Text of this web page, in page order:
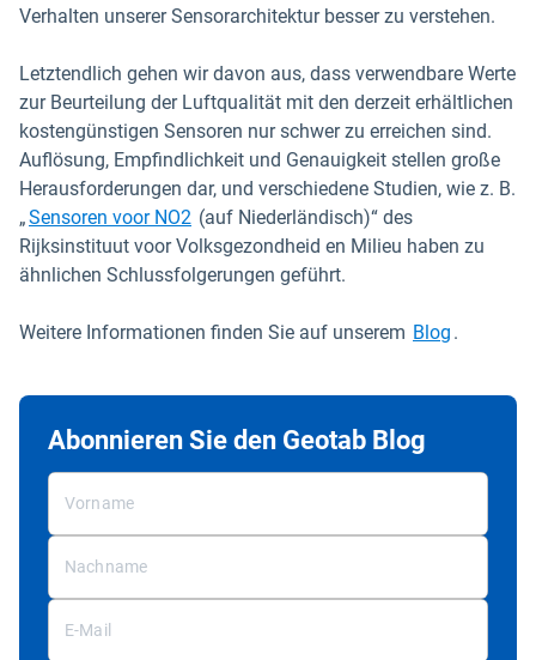
Verhalten unserer Sensorarchitektur besser zu verstehen.
Letztendlich gehen wir davon aus, dass verwendbare Werte
zur Beurteilung der Luftqualität mit den derzeit erhältlichen
kostengünstigen Sensoren nur schwer zu erreichen sind.
Auflösung, Empfindlichkeit und Genauigkeit stellen große
Herausforderungen dar, und verschiedene Studien, wie z. B.
„Sensoren voor NO2 In neuem Fenster öffnen
(auf Niederländisch)“ des
Rijksinstituut voor Volksgezondheid en Milieu haben zu
ähnlichen Schlussfolgerungen geführt.
Weitere Informationen finden Sie auf unserem Blog .
Abonnieren Sie den Geotab Blog